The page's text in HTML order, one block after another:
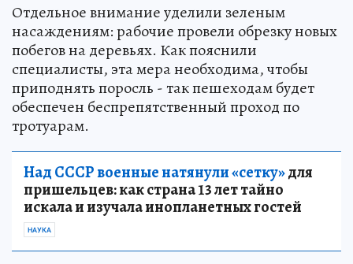
Отдельное внимание уделили зеленым
насаждениям: рабочие провели обрезку новых
побегов на деревьях. Как пояснили
специалисты, эта мера необходима, чтобы
приподнять поросль - так пешеходам будет
обеспечен беспрепятственный проход по
тротуарам.
Над СССР военные натянули «сетку»для
пришельцев: как страна 13 лет тайно
искала и изучала инопланетных гостей
НАУКА